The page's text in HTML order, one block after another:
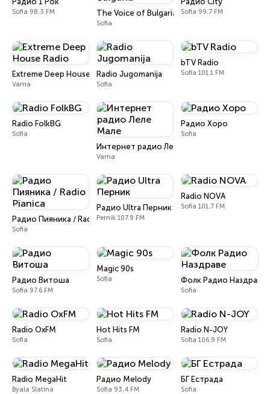
Sofia 98.3 FM The Voice of Bulgaria
Sofia
Sofia 99.7 FM
Extreme Deep House Radio
Varna
Radio Jugomanija
Sofia
bTV Radio
Sofia 101.1 FM
Radio FolkBG
Sofia
Интернет радио Леле Мале
Varna
Радио Хоро
Sofia
Радио Пияника / Radio Pianica
Sofia
Радио Ultra Перник
Pernik 107.9 FM
Radio NOVA
Sofia 101.7 FM
Радио Витоша
Sofia 97.6 FM
Magic 90s
Sofia Фолк Радио Наздраве
Sofia
Radio OxFM
Sofia
Hot Hits FM
Sofia
Radio N-JOY
Sofia 106.9 FM
Radio MegaHit
Byala Slatina
Радио Melody
Sofia 93.4 FM
БГ Естрада
Sofia